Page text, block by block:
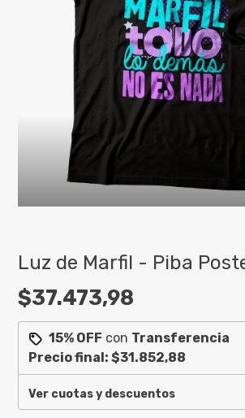
Luz de Marfil - Piba
$37.473,98
15% OFF con Transferencia
Precio final:$31.852,88
Ver cuotas y descuentos